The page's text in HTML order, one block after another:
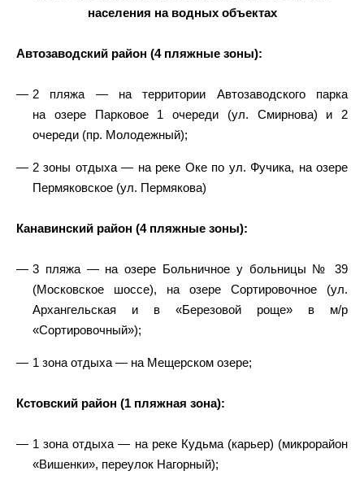
населения на водных объектах
Автозаводский район (4 пляжные зоны):
2 пляжа — на территории Автозаводского парка
на озере Парковое 1 очереди (ул. Смирнова) и 2
очереди (пр. Молодежный);
2 зоны отдыха — на реке Оке по ул. Фучика, на озере
Пермяковское (ул. Пермякова)
Канавинский район (4 пляжные зоны):
3 пляжа — на озере Больничное у больницы № 39
(Московское шоссе), на озере Сортировочное (ул.
Архангельская и в «Березовой роще» в м/р
«Сортировочный»);
1 зона отдыха — на Мещерском озере;
Кстовский район (1 пляжная зона):
1 зона отдыха — на реке Кудьма (карьер) (микрорайон
«Вишенки», переулок Нагорный);